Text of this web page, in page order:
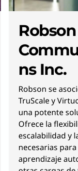
Robson
ns Inc.
Robson se
TruScale y
una potente
Ofrece la
escalabilidad y
necesarias
aprendizaje